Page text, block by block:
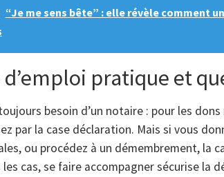
“Je me sens bête” : elle révèle comment
d’emploi pratique et
besoin d’un notaire : pour les
par la case déclaration. Mais si vous
ou procédez à un démembrement, la
cas, se faire accompagner sécurise la